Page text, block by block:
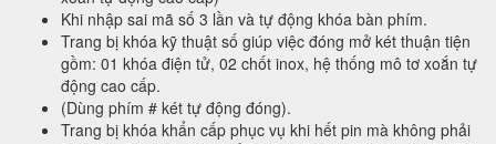
Khi nhập sai mã số 3 lần và tự động khóa bàn phím.
Trang bị khóa kỹ thuật số giúp việc đóng mở két thuận tiện
gồm: 01 khóa điện tử, 02 chốt inox, hệ thống mô tơ xoắn tự
động cao cấp.
(Dùng phím # két tự động đóng).
Trang bị khóa khẩn cấp phục vụ khi hết pin mà không phải